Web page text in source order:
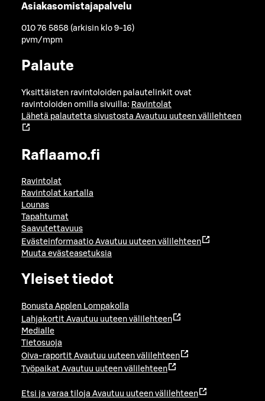
Asiakasomistajapalvelu
010 76 5858 (arkisin klo 9-16)
pvm/mpm
Palaute
Yksittäisten ravintoloiden palautelinkit ovat
ravintoloiden omilla sivuilla: Ravintolat
Lähetä palautetta sivustosta Avautuu uuteen välilehteen
Raflaamo.fi
Ravintolat
Ravintolat kartalla
Lounas
Tapahtumat
Saavutettavuus
Evästeinformaatio Avautuu uuteen välilehteen
Muuta evästeasetuksia
Yleiset tiedot
Bonusta Applen Lompakolla
Lahjakortit Avautuu uuteen välilehteen
Medialle
Tietosuoja
Oiva-raportit Avautuu uuteen välilehteen
Työpaikat Avautuu uuteen välilehteen
Etsi ja varaa tiloja Avautuu uuteen välilehteen